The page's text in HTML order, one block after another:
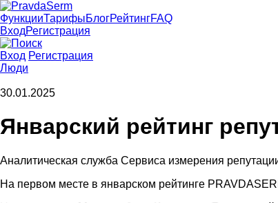
ФункцииТарифыБлогРейтингFAQ
ВходРегистрация
Вход Регистрация
Люди
30.01.2025
Январский рейтинг
Аналитическая служба Сервиса измерения
На первом месте в январском рейтинге